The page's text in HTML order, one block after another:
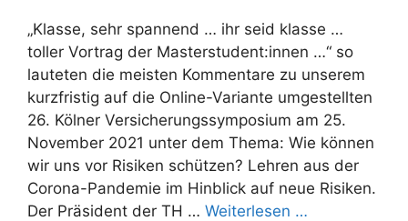
„Klasse, sehr spannend … ihr seid klasse …
toller Vortrag der Masterstudent:innen …“ so
lauteten die meisten Kommentare zu unserem
kurzfristig auf die Online-Variante umgestellten
26. Kölner Versicherungssymposium am 25.
November 2021 unter dem Thema: Wie können
wir uns vor Risiken schützen? Lehren aus der
Corona-Pandemie im Hinblick auf neue Risiken.
Der Präsident der TH … Weiterlesen …